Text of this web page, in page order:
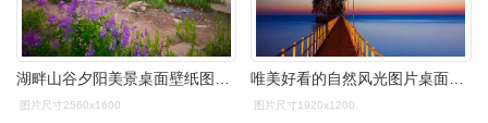
湖畔山谷夕阳美景桌面壁纸图片下载高清大图预览2560x1600_风景壁纸
图片尺寸2560x1600
唯美好看的自然风光图片桌面壁纸高清大图预览1920x1200_风景壁纸下载
图片尺寸1920x1200